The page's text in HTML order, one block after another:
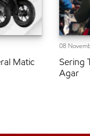
Matic
08
Sering
Agar